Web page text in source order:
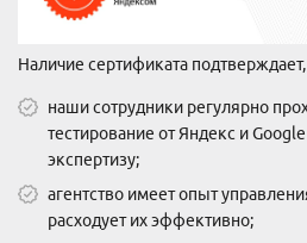
Наличие сертификата подтверждает,
наши сотрудники регулярно
тестирование от Яндекс и
экспертизу;
агентство имеет опыт
расходует их эффективно;